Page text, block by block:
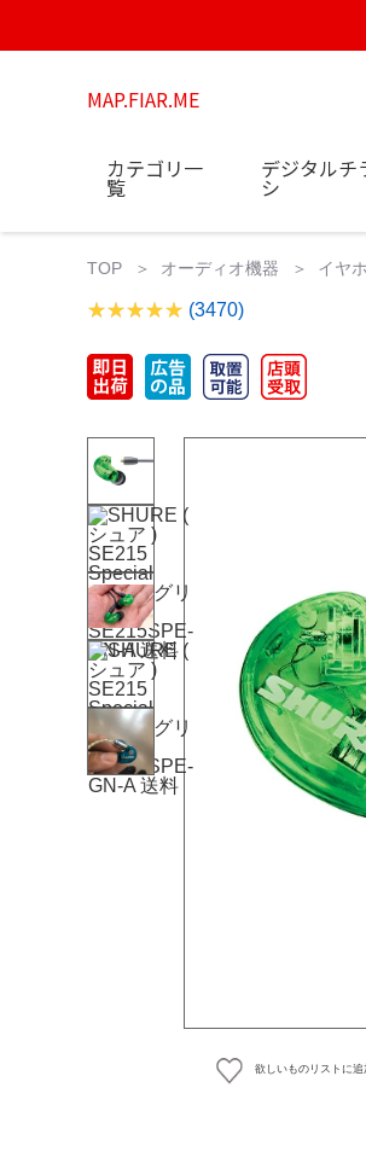
MAP.FIAR.ME
カテゴリ一
覧
デジタルチ
シ
TOP オーディオ機器 イヤ
(3470)
欲しいものリストに追